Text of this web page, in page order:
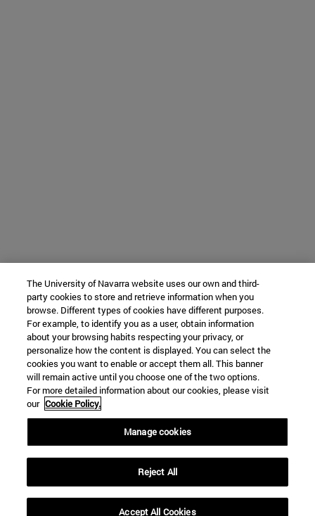
The University of Navarra website uses our own and third-
party cookies to store and retrieve information when you
browse. Different types of cookies have different purposes.
For example, to identify you as a user, obtain information
about your browsing habits respecting your privacy, or
personalize how the content is displayed. You can select the
cookies you want to enable or accept them all. This banner
will remain active until you choose one of the two options.
For more detailed information about our cookies, please visit
our Cookie Policy.
Manage cookies
Reject All
Accept All Cookies